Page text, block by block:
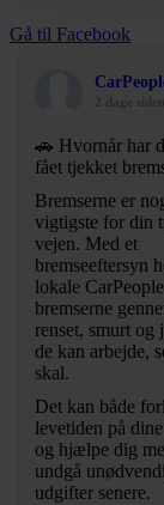
Gå til Facebook
2 dage siden
🚗 Hvornår har
fået tjekket
Bremserne er
vigtigste for din
vejen. Med et
bremseeftersyn
lokale
bremserne
renset, smurt og
de kan arbejde,
skal.
Det kan både
levetiden på
og hjælpe dig
undgå
udgifter senere.